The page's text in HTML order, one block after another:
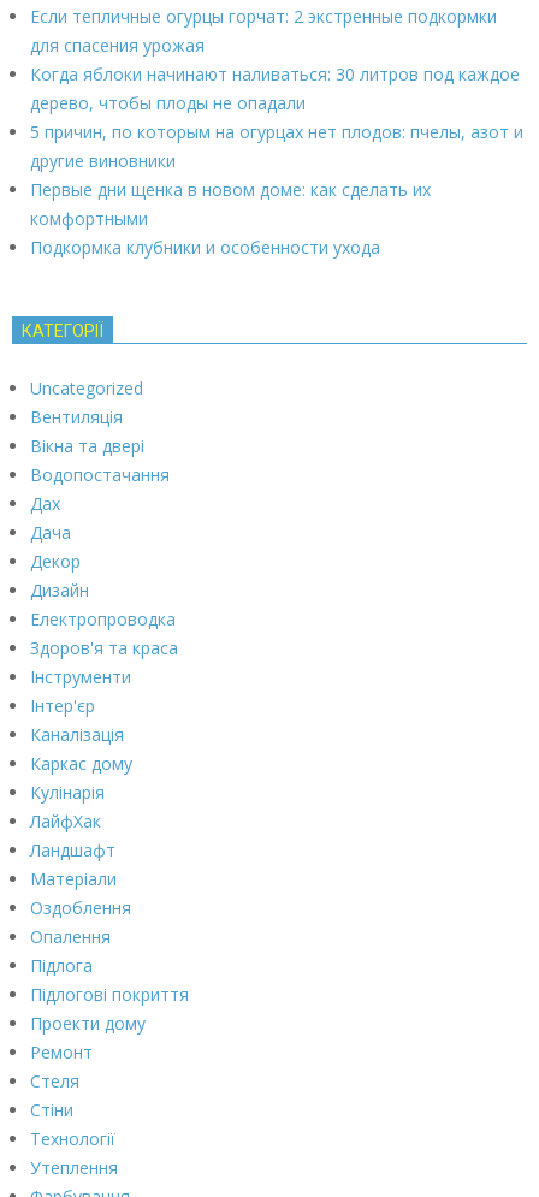
Если тепличные огурцы горчат: 2 экстренные подкормки
для спасения урожая
Когда яблоки начинают наливаться: 30 литров под каждое
дерево, чтобы плоды не опадали
5 причин, по которым на огурцах нет плодов: пчелы, азот и
другие виновники
Первые дни щенка в новом доме: как сделать их
комфортными
Подкормка клубники и особенности ухода
КАТЕГОРІЇ
Uncategorized
Вентиляція
Вікна та двері
Водопостачання
Дах
Дача
Декор
Дизайн
Електропроводка
Здоров'я та краса
Інструменти
Інтер'єр
Каналізація
Каркас дому
Кулінарія
ЛайфХак
Ландшафт
Матеріали
Оздоблення
Опалення
Підлога
Підлогові покриття
Проекти дому
Ремонт
Стеля
Стіни
Технології
Утеплення